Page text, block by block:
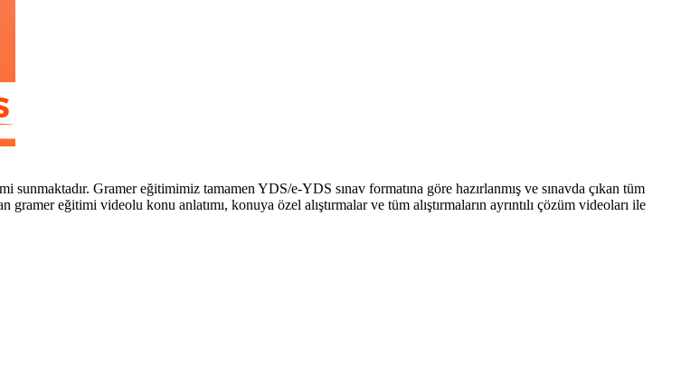
Gramer eğitimimiz tamamen YDS/e-YDS sınav formatına göre hazırlanmış ve sınavda çıkan tüm
eğitimi videolu konu anlatımı, konuya özel alıştırmalar ve tüm alıştırmaların ayrıntılı çözüm videoları ile